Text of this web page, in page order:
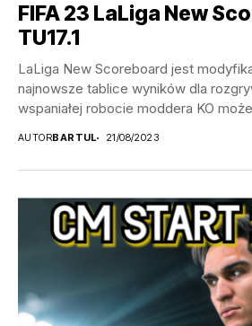
FIFA 23 LaLiga New
TU17.1
LaLiga New Scoreboard jest
najnowsze tablice wyników dla
wspaniałej robocie moddera KO
AUTORBARTUL 21/08/2023